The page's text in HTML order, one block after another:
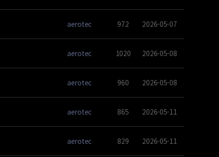
aerotec 972 2026-05-07
aerotec 1020 2026-05-08
aerotec 960 2026-05-08
aerotec 865 2026-05-11
aerotec 829 2026-05-11